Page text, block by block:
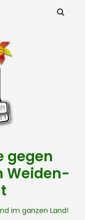
gegen
Weiden-
im ganzen Land!